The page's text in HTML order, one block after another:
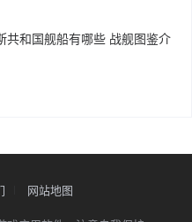
共和国舰船有哪些 战舰图鉴介
网站地图